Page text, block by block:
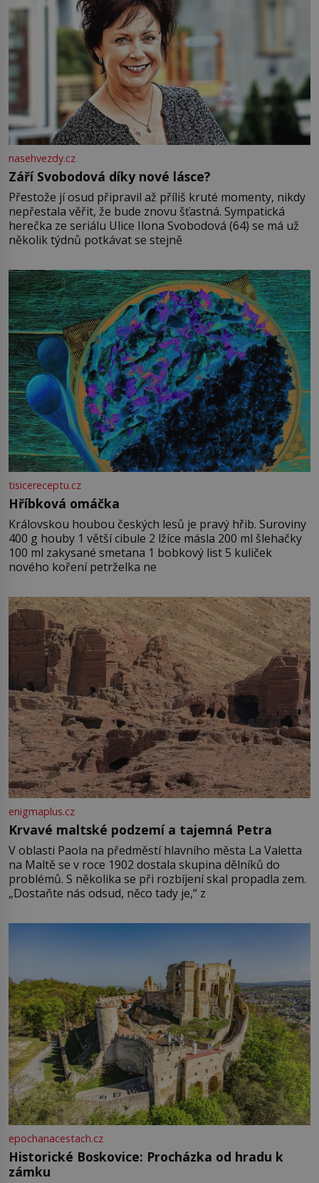
nasehvezdy.cz
Září Svobodová díky nové lásce?
Přestože jí osud připravil až příliš kruté momenty, nikdy
nepřestala věřit, že bude znovu šťastná. Sympatická
herečka ze seriálu Ulice Ilona Svobodová (64) se má už
několik týdnů potkávat se stejně
tisicereceptu.cz
Hříbková omáčka
Královskou houbou českých lesů je pravý hřib. Suroviny
400 g houby 1 větší cibule 2 lžíce másla 200 ml šlehačky
100 ml zakysané smetana 1 bobkový list 5 kuliček
nového koření petrželka ne
enigmaplus.cz
Krvavé maltské podzemí a tajemná Petra
V oblasti Paola na předměstí hlavního města La Valetta
na Maltě se v roce 1902 dostala skupina dělníků do
problémů. S několika se při rozbíjení skal propadla zem.
„Dostaňte nás odsud, něco tady je,“ z
epochanacestach.cz
Historické Boskovice: Procházka od hradu k
zámku